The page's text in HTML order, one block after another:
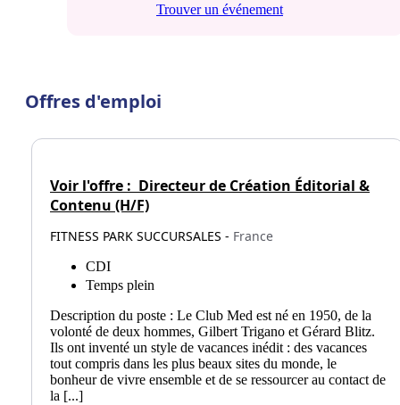
Trouver un événement
Offres d'emploi
Voir l'offre : Directeur de Création Éditorial &
Contenu (H/F)
FITNESS PARK SUCCURSALES - France
CDI
Temps plein
Description du poste : Le Club Med est né en 1950, de la
volonté de deux hommes, Gilbert Trigano et Gérard Blitz.
Ils ont inventé un style de vacances inédit : des vacances
tout compris dans les plus beaux sites du monde, le
bonheur de vivre ensemble et de se ressourcer au contact de
la [...]